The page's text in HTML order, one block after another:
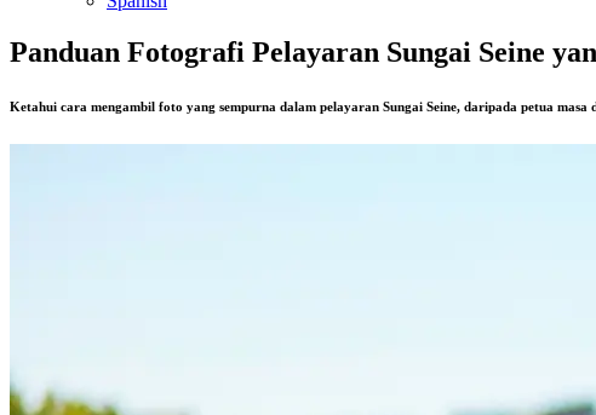
Panduan Fotografi Pelayaran Sungai Seine
Ketahui cara mengambil foto yang sempurna dalam pelayaran Sungai Seine, daripada petua